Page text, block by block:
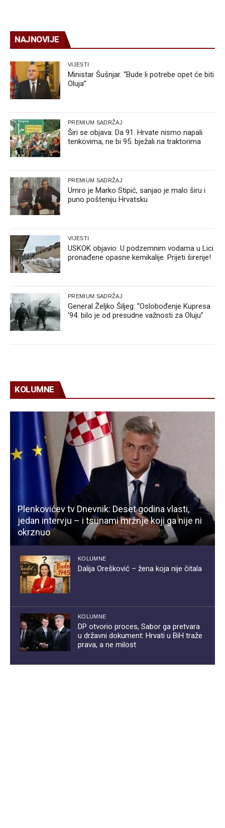
NAJNOVIJE
VIJESTI
Ministar Šušnjar. “Bude li potrebe opet će biti
Oluja”
PREMIUM SADRŽAJ
Širi se objava: Da 91. Hrvate nismo napali
tenkovima, ne bi 95. bježali na traktorima
PREMIUM SADRŽAJ
Umro je Marko Stipić, sanjao je malo širu i
puno pošteniju Hrvatsku
VIJESTI
USKOK objavio: U podzemnim vodama u Lici
pronađene opasne kemikalije. Prijeti širenje!
PREMIUM SADRŽAJ
General Željko Šiljeg: “Oslobođenje Kupresa
‘94. bilo je od presudne važnosti za Oluju”
KOLUMNE
Plenkovićev tv Dnevnik: Deset godina vlasti,
jedan intervju – i tsunami mržnje koji ga nije ni
okrznuo
KOLUMNE
Dalija Orešković – žena koja nije čitala
KOLUMNE
DP otvorio proces, Sabor ga pretvara
u državni dokument: Hrvati u BiH traže
prava, a ne milost